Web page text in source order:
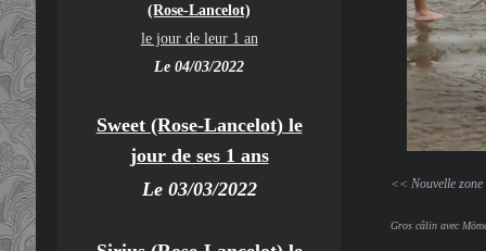
<< Nouvelle
Gros câlin avec
(Rose-Lancelot)
le jour de leur 1 an
Le 04/03/2022
Sweet (Rose-Lancelot) le
jour de ses 1 ans
Le 03/03/2022